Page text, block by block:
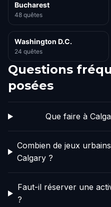
Bucharest
48 quêtes
Washington D.C.
24 quêtes
Questions
posées
Que faire à
Combien de jeux
Calgary ?
Faut-il réserver une
?